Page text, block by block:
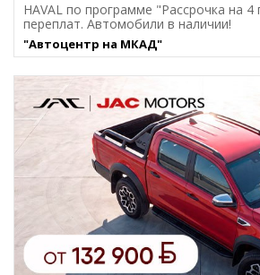
HAVAL по программе "Рассрочка на 4
переплат. Автомобили в наличии!
"Автоцентр на МКАД"